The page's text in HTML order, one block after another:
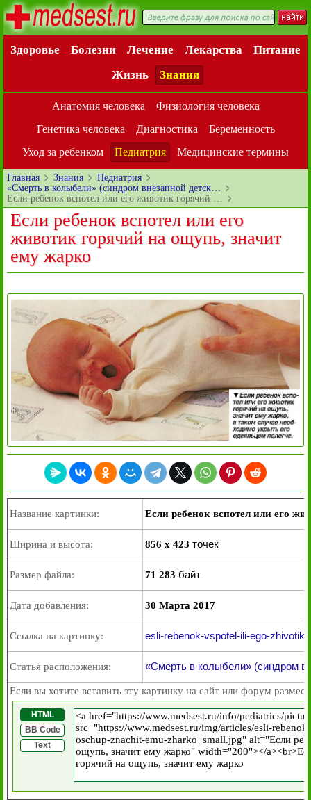
Здоровье Болезни Лечение Лекарства
Питание
Жизнь
Знания
Анатомия человека
Физиология человека
Генетика человека
Диагностика
Беременность
Уход за ребенком
Педиатрия Медицинские термины
Главная Знания
Педиатрия
«Смерть в колыбели» (синдром внезапной детск…
Если ребенок вспотел или его животик горячий …
Если ребенок вспотел или его
животик горячий на ощупь, значит
ему жарко
Название картинки: Если ребенок вспотел или его
Ширина и высота: 856 x 423 точек
Размер файла: 71 283 байт
Дата добавления: 30 Марта 2017
Ссылка на картинку: esli-rebenok-vspotel-ili-ego-
Статья расположения: «Смерть в колыбели» (синдром
Если вы хотите вставить эту картинку на сайт или форум
HTML
BB Code
Text